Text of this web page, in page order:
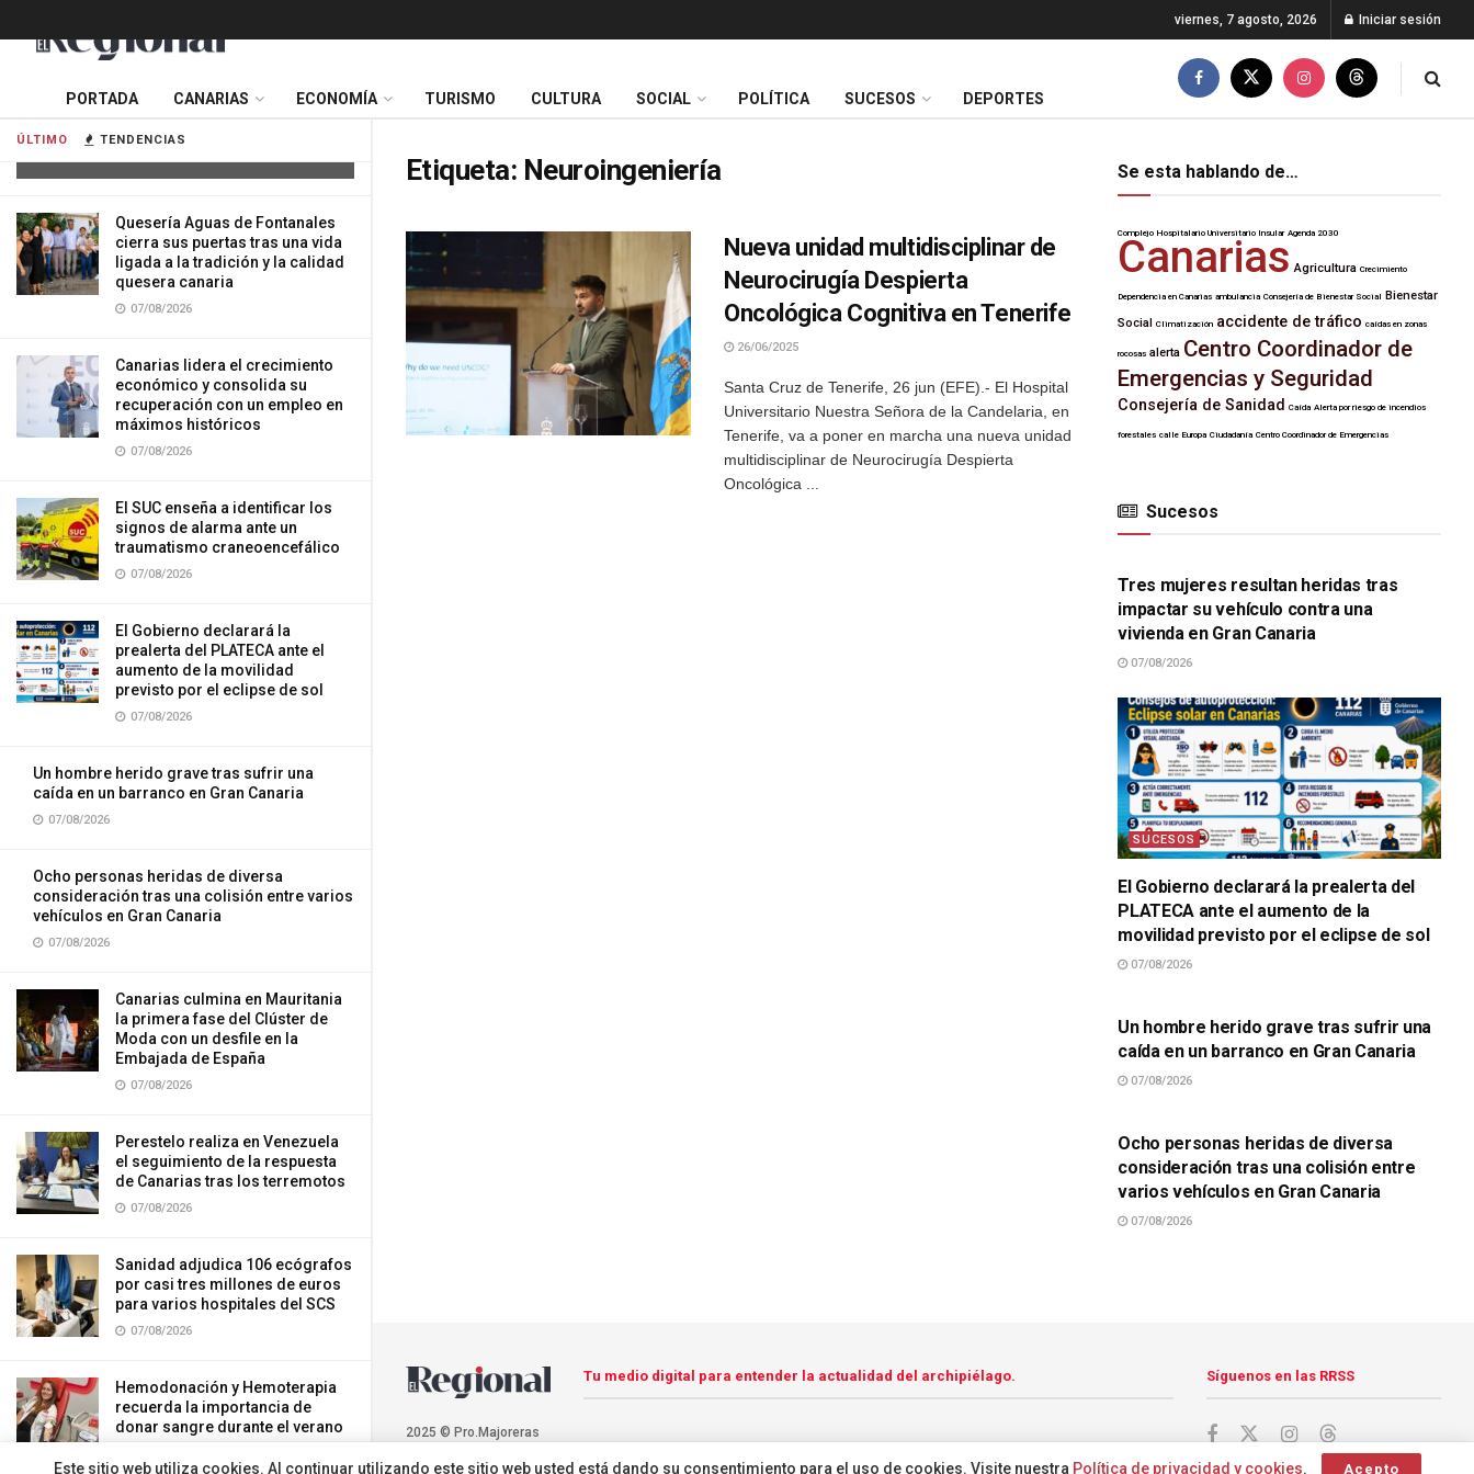
ÚLTIMO TENDENCIAS
impactar su vehículo contra una
Quesería Aguas de Fontanales
cierra sus puertas tras una vida
ligada a la tradición y la calidad
quesera canaria
07/08/2026
Canarias lidera el crecimiento
económico y consolida su
recuperación con un empleo en
máximos históricos
07/08/2026
El SUC enseña a identificar los
signos de alarma ante un
traumatismo craneoencefálico
07/08/2026
El Gobierno declarará la
prealerta del PLATECA ante el
aumento de la movilidad
previsto por el eclipse de sol
07/08/2026
Un hombre herido grave tras sufrir una
caída en un barranco en Gran Canaria
07/08/2026
Ocho personas heridas de diversa
consideración tras una colisión entre varios
vehículos en Gran Canaria
07/08/2026
Canarias culmina en Mauritania
la primera fase del Clúster de
Moda con un desfile en la
Embajada de España
07/08/2026
Perestelo realiza en Venezuela
el seguimiento de la respuesta
de Canarias tras los terremotos
07/08/2026
Sanidad adjudica 106 ecógrafos
por casi tres millones de euros
para varios hospitales del SCS
07/08/2026
Hemodonación y Hemoterapia
recuerda la importancia de
donar sangre durante el verano
viernes, 7 agosto, 2026 Iniciar sesión
PORTADA CANARIAS ECONOMÍA TURISMO CULTURA SOCIAL POLÍTICA SUCESOS DEPORTES
Etiqueta: Neuroingeniería
Nueva unidad multidisciplinar de
Neurocirugía Despierta
Oncológica Cognitiva en Tenerife
26/06/2025
Santa Cruz de Tenerife, 26 jun (EFE).- El Hospital
Universitario Nuestra Señora de la Candelaria, en
Tenerife, va a poner en marcha una nueva unidad
multidisciplinar de Neurocirugía Despierta
Oncológica ...
Se esta hablando de…
Complejo Hospitalario Universitario Insular Agenda 2030
Canarias Agricultura Crecimiento
Dependencia en Canarias ambulancia Consejería de Bienestar Social Bienestar
Social Climatización accidente de tráfico caídas en zonas
rocosas alerta Centro Coordinador de
Emergencias y Seguridad
Consejería de Sanidad Caída Alerta por riesgo de incendios
forestales calle Europa Ciudadanía Centro Coordinador de Emergencias
Sucesos
SUCESOS
Tres mujeres resultan heridas tras
impactar su vehículo contra una
vivienda en Gran Canaria
07/08/2026
SUCESOS
El Gobierno declarará la prealerta del
PLATECA ante el aumento de la
movilidad previsto por el eclipse de sol
07/08/2026
Un hombre herido grave tras sufrir una
caída en un barranco en Gran Canaria
07/08/2026
Ocho personas heridas de diversa
consideración tras una colisión entre
varios vehículos en Gran Canaria
07/08/2026
2025 © Pro.Majoreras
Tu medio digital para entender la actualidad del archipiélago. Síguenos en las RRSS
Este sitio web utiliza cookies. Al continuar utilizando este sitio web usted está dando su consentimiento para el uso de cookies. Visite nuestra Política de privacidad y cookies. Acepto